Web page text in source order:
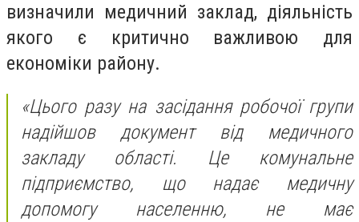
визначили медичний заклад, діяльність
якого є критично важливою для
економіки району.
«Цього разу на засідання робочої групи
надійшов документ від медичного
закладу області. Це комунальне
підприємство, що надає медичну
допомогу населенню, не має